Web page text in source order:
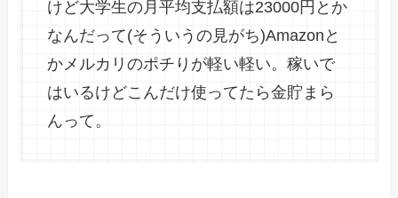
けど大学生の月平均支払額は23000円とか
なんだって(そういうの見がち)Amazonと
かメルカリのポチりが軽い軽い。稼いで
はいるけどこんだけ使ってたら金貯まら
んって。